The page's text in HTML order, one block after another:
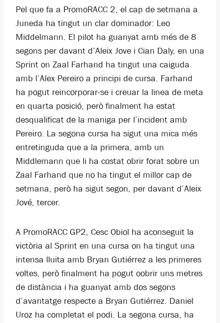
Pel que fa a PromoRACC 2, el cap de setmana a
Juneda ha tingut un clar dominador: Leo
Middelmann. El pilot ha guanyat amb més de 8
segons per davant d’Aleix Jove i Cian Daly, en una
Sprint on Zaal Farhand ha tingut una caiguda
amb l’Alex Pereiro a principi de cursa. Farhand
ha pogut reincorporar-se i creuar la linea de meta
en quarta posició, però finalment ha estat
desqualificat de la maniga per l’incident amb
Pereiro. La segona cursa ha sigut una mica més
entretinguda que a la primera, amb un
Middlemann que li ha costat obrir forat sobre un
Zaal Farhand que no ha tingut el millor cap de
setmana, però ha sigut segon, per davant d’Aleix
Jové, tercer.
A PromoRACC GP2, Cesc Obiol ha aconseguit la
victòria al Sprint en una cursa on ha tingut una
intensa lluita amb Bryan Gutiérrez a les primeres
voltes, però finalment ha pogut oobrir uns metres
de distància i ha guanyat amb dos segons
d’avantatge respecte a Bryan Gutiérrez. Daniel
Uroz ha completat el podi. La segona cursa, ha